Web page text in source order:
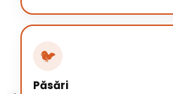
🐦
Păsări